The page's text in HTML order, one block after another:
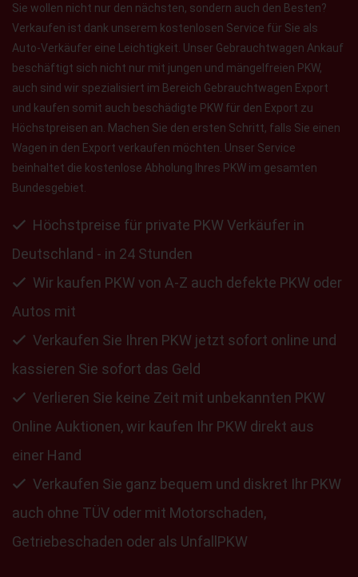
Sie wollen nicht nur den nächsten, sondern auch den Besten?
Verkaufen ist dank unserem kostenlosen Service für Sie als
Auto-Verkäufer eine Leichtigkeit. Unser Gebrauchtwagen Ankauf
beschäftigt sich nicht nur mit jungen und mängelfreien PKW,
auch sind wir spezialisiert im Bereich Gebrauchtwagen Export
und kaufen somit auch beschädigte PKW für den Export zu
Höchstpreisen an. Machen Sie den ersten Schritt, falls Sie einen
Wagen in den Export verkaufen möchten. Unser Service
beinhaltet die kostenlose Abholung Ihres PKW im gesamten
Bundesgebiet.
Höchstpreise für private PKW Verkäufer in
Deutschland - in 24 Stunden
Wir kaufen PKW von A-Z auch defekte PKW oder
Autos mit
Verkaufen Sie Ihren PKW jetzt sofort online und
kassieren Sie sofort das Geld
Verlieren Sie keine Zeit mit unbekannten PKW
Online Auktionen, wir kaufen Ihr PKW direkt aus
einer Hand
Verkaufen Sie ganz bequem und diskret Ihr PKW
auch ohne TÜV oder mit Motorschaden,
Getriebeschaden oder als UnfallPKW